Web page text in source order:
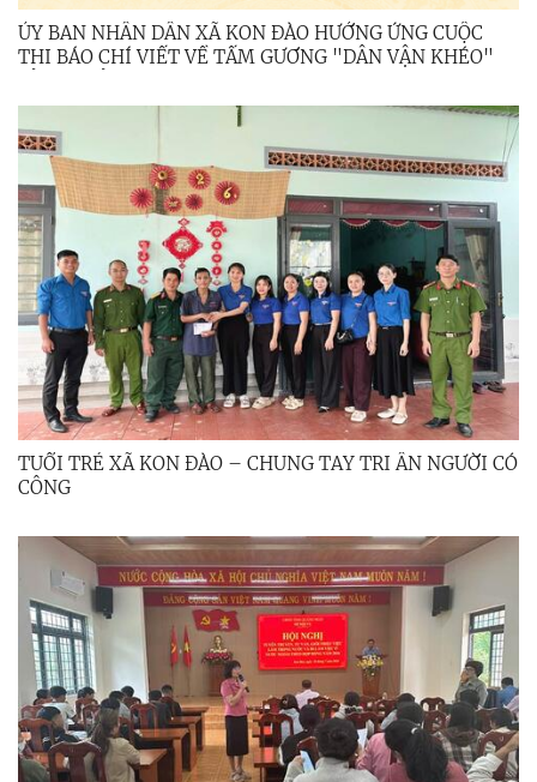
ỦY BAN NHÂN DÂN XÃ KON ĐÀO HƯỞNG ỨNG CUỘC
THI BÁO CHÍ VIẾT VỀ TẤM GƯƠNG "DÂN VẬN KHÉO"
TUỔI TRẺ XÃ KON ĐÀO – CHUNG TAY TRI ÂN NGƯỜI CÓ
CÔNG